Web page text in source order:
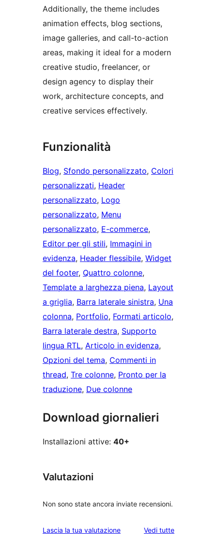
Additionally, the theme includes
animation effects, blog sections,
image galleries, and call-to-action
areas, making it ideal for a modern
creative studio, freelancer, or
design agency to display their
work, architecture concepts, and
creative services effectively.
Funzionalità
Blog, Sfondo personalizzato, Colori
personalizzati, Header
personalizzato, Logo
personalizzato, Menu
personalizzato, E-commerce
Editor per gli stili, Immagini in
evidenza, Header flessibile, Widget
del footer, Quattro colonne
Template a larghezza piena, Layout
a griglia, Barra laterale sinistra, Una
colonna, Portfolio, Formati articolo
Barra laterale destra, Supporto
lingua RTL, Articolo in evidenza
Opzioni del tema, Commenti in
thread, Tre colonne, Pronto per la
traduzione, Due colonne
Download giornalieri
Installazioni attive: 40+
Valutazioni
Non sono state ancora inviate recensioni.
Lascia la tua valutazione Vedi tuttele